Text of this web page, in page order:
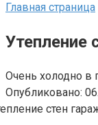
Главная страница
Утепление
Очень холодно в
Опубликовано: